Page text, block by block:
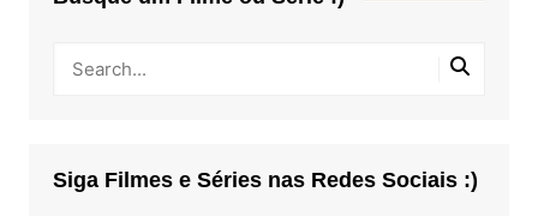
Siga Filmes e Séries nas Redes Sociais :)